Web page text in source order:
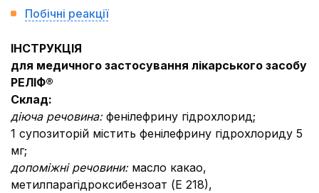
Побічні реакції
ІНСТРУКЦІЯ
для медичного застосування лікарського засобу
РЕЛІФ®
Склад:
діюча речовина: фенілефрину гідрохлорид;
1 супозиторій містить фенілефрину гідрохлориду 5
мг;
допоміжні речовини: масло какао,
метилпарагідроксибензоат (Е 218),